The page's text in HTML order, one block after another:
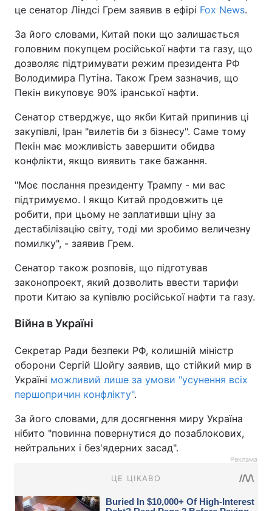
це сенатор Ліндсі Грем заявив в ефірі Fox News.
За його словами, Китай поки що залишається
головним покупцем російської нафти та газу, що
дозволяє підтримувати режим президента РФ
Володимира Путіна. Також Грем зазначив, що
Пекін викуповує 90% іранської нафти.
Сенатор стверджує, що якби Китай припинив ці
закупівлі, Іран "вилетів би з бізнесу". Саме тому
Пекін має можливість завершити обидва
конфлікти, якщо виявить таке бажання.
"Моє послання президенту Трампу - ми вас
підтримуємо. І якщо Китай продовжить це
робити, при цьому не заплативши ціну за
дестабілізацію світу, тоді ми зробимо величезну
помилку", - заявив Грем.
Сенатор також розповів, що підготував
законопроект, який дозволить ввести тарифи
проти Китаю за купівлю російської нафти та газу.
Війна в Україні
Секретар Ради безпеки РФ, колишній міністр
оборони Сергій Шойгу заявив, що стійкий мир в
Україні можливий лише за умови "усунення всіх
першопричин конфлікту".
За його словами, для досягнення миру Україна
нібито "повинна повернутися до позаблокових,
нейтральних і без'ядерних засад".
Реклама